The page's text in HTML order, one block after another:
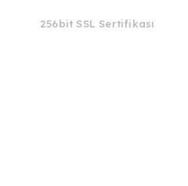
256bit SSL Sertifikası